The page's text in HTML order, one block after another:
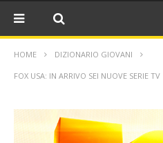
HOME DIZIONARIO GIOVANI
FOX USA: IN ARRIVO SEI NUOVE SERIE TV